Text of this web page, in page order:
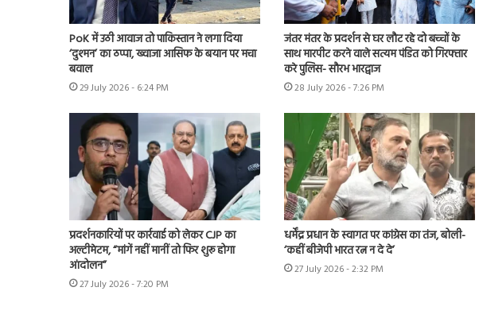
PoK में उठी आवाज तो पाकिस्तान ने लगा दिया
‘दुश्मन’ का ठप्पा, ख्वाजा आसिफ के बयान पर मचा
बवाल
29 July 2026 - 6:24 PM
जंतर मंतर के प्रदर्शन से घर लौट रहे दो बच्चों के
साथ मारपीट करने वाले सत्यम पंडित को गिरफ्तार
करे पुलिस- सौरभ भारद्वाज
28 July 2026 - 7:26 PM
प्रदर्शनकारियों पर कार्रवाई को लेकर CJP का
अल्टीमेटम, “मांगें नहीं मानीं तो फिर शुरू होगा
आंदोलन”
27 July 2026 - 7:20 PM
धर्मेंद्र प्रधान के स्वागत पर कांग्रेस का तंज, बोली-
‘कहीं बीजेपी भारत रत्न न दे दे’
27 July 2026 - 2:32 PM